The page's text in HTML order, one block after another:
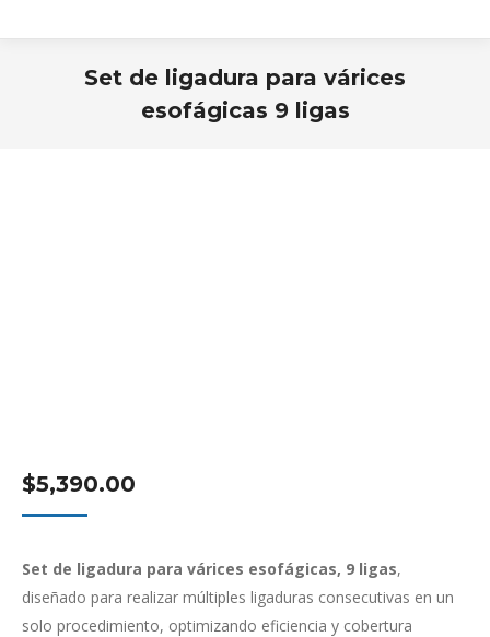
Set de ligadura para várices
esofágicas 9 ligas
$5,390.00
Set de ligadura para várices esofágicas, 9 ligas,
diseñado para realizar múltiples ligaduras consecutivas en un
solo procedimiento, optimizando eficiencia y cobertura